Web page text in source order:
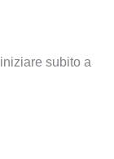
subito a